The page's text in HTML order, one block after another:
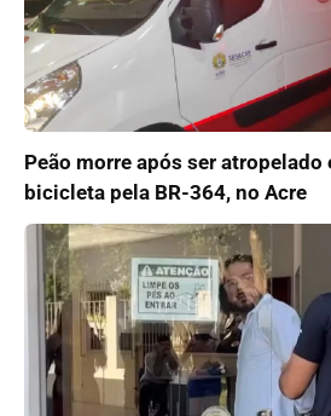
Peão morre após ser
bicicleta pela BR-364, no Acre